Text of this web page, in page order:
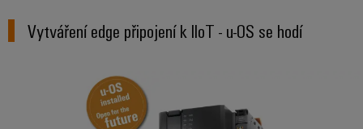
Vytváření edge připojení k IIoT - u-OS se hodí